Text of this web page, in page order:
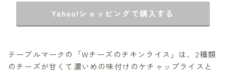
Yahoo!ショッピングで購入する
テーブルマークの「Wチーズのチキンライス」は、2種類
のチーズが甘くて濃いめの味付けのケチャップライスと